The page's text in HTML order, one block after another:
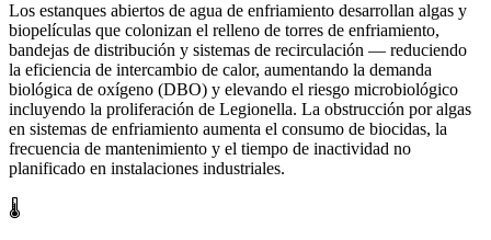
Los estanques abiertos de agua de enfriamiento desarrollan algas y
biopelículas que colonizan el relleno de torres de enfriamiento,
bandejas de distribución y sistemas de recirculación — reduciendo
la eficiencia de intercambio de calor, aumentando la demanda
biológica de oxígeno (DBO) y elevando el riesgo microbiológico
incluyendo la proliferación de Legionella. La obstrucción por algas
en sistemas de enfriamiento aumenta el consumo de biocidas, la
frecuencia de mantenimiento y el tiempo de inactividad no
planificado en instalaciones industriales.
🌡️